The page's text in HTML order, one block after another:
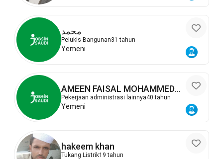
محمد
Pelukis Bangunan31 tahun
Yemeni
AMEEN FAISAL MOHAMMED
ALSALAHI
Pekerjaan administrasi lainnya40 tahun
Yemeni
hakeem khan
Tukang Listrik19 tahun